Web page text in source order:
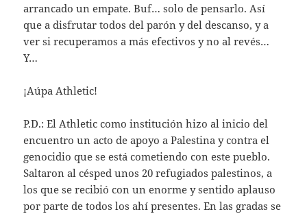
arrancado un empate. Buf… solo de pensarlo. Así
que a disfrutar todos del parón y del descanso, y a
ver si recuperamos a más efectivos y no al revés…
Y…
¡Aúpa Athletic!
P.D.: El Athletic como institución hizo al inicio del
encuentro un acto de apoyo a Palestina y contra el
genocidio que se está cometiendo con este pueblo.
Saltaron al césped unos 20 refugiados palestinos, a
los que se recibió con un enorme y sentido aplauso
por parte de todos los ahí presentes. En las gradas se